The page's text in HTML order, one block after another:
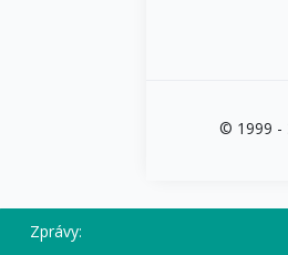
© 1999 -
Zprávy: